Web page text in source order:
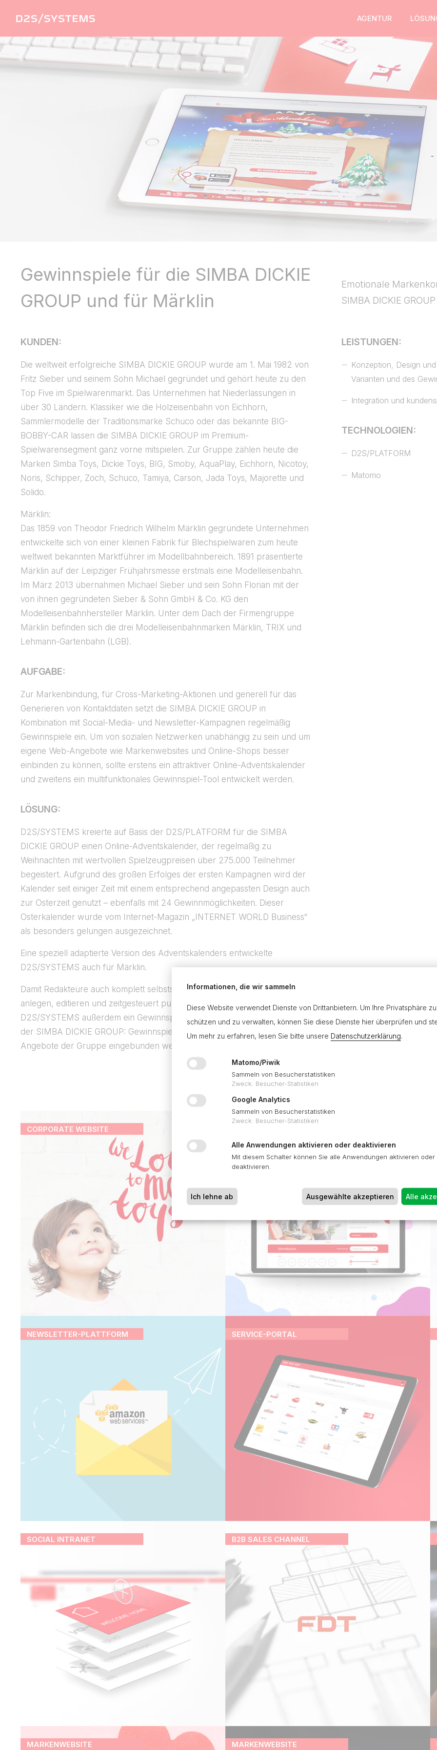
AGENTUR
Gewinnspiele für die SIMBA DICKIE
GROUP und für Märklin
Emotionale
SIMBA DICKIE
KUNDEN:
Die weltweit erfolgreiche SIMBA DICKIE GROUP wurde am 1. Mai 1982 von
Fritz Sieber und seinem Sohn Michael gegründet und gehört heute zu den
Top Five im Spielwarenmarkt. Das Unternehmen hat Niederlassungen in
über 30 Ländern. Klassiker wie die Holzeisenbahn von Eichhorn,
Sammlermodelle der Traditionsmarke Schuco oder das bekannte BIG-
BOBBY-CAR lassen die SIMBA DICKIE GROUP im Premium-
Spielwarensegment ganz vorne mitspielen. Zur Gruppe zählen heute die
Marken Simba Toys, Dickie Toys, BIG, Smoby, AquaPlay, Eichhorn, Nicotoy,
Noris, Schipper, Zoch, Schuco, Tamiya, Carson, Jada Toys, Majorette und
Solido.
Märklin:
Das 1859 von Theodor Friedrich Wilhelm Märklin gegründete Unternehmen
entwickelte sich von einer kleinen Fabrik für Blechspielwaren zum heute
weltweit bekannten Marktführer im Modellbahnbereich. 1891 präsentierte
Märklin auf der Leipziger Frühjahrsmesse erstmals eine Modelleisenbahn.
Im März 2013 übernahmen Michael Sieber und sein Sohn Florian mit der
von ihnen gegründeten Sieber & Sohn GmbH & Co. KG den
Modelleisenbahnhersteller Märklin. Unter dem Dach der Firmengruppe
Märklin befinden sich die drei Modelleisenbahnmarken Märklin, TRIX und
Lehmann-Gartenbahn (LGB).
AUFGABE:
Zur Markenbindung, für Cross-Marketing-Aktionen und generell für das
Generieren von Kontaktdaten setzt die SIMBA DICKIE GROUP in
Kombination mit Social-Media- und Newsletter-Kampagnen regelmäßig
Gewinnspiele ein. Um von sozialen Netzwerken unabhängig zu sein und um
eigene Web-Angebote wie Markenwebsites und Online-Shops besser
einbinden zu können, sollte erstens ein attraktiver Online-Adventskalender
und zweitens ein multifunktionales Gewinnspiel-Tool entwickelt werden.
LÖSUNG:
D2S/SYSTEMS kreierte auf Basis der D2S/PLATFORM für die SIMBA
DICKIE GROUP einen Online-Adventskalender, der regelmäßig zu
Weihnachten mit wertvollen Spielzeugpreisen über 275.000 Teilnehmer
begeistert. Aufgrund des großen Erfolges der ersten Kampagnen wird der
Kalender seit einiger Zeit mit einem entsprechend angepassten Design auch
zur Osterzeit genutzt – ebenfalls mit 24 Gewinnmöglichkeiten. Dieser
Osterkalender wurde vom Internet-Magazin „INTERNET WORLD Business“
als besonders gelungen ausgezeichnet.
Eine speziell adaptierte Version des Adventskalenders entwickelte
D2S/SYSTEMS auch für Märklin.
Damit Redakteure auch komplett selbstständig Gewinnspiel-Aktionen
anlegen, editieren und zeitgesteuert publizieren können, integrierte
D2S/SYSTEMS außerdem ein Gewinnspiel-Tool in die Internet-Landschaft
der SIMBA DICKIE GROUP: Gewinnspiele können dynamisch in alle Web-
Angebote der Gruppe eingebunden werden.
LEISTUNGEN:
Konzeption, Design
Varianten und des
Integration und
TECHNOLOGIEN:
D2S/PLATFORM
Matomo
AUSGEWÄHLTE PROJEKTE
CORPORATE WEBSITE
NEWSLETTER-PLATTFORM SERVICE-PORTAL
SOCIAL INTRANET B2B SALES CHANNEL
MARKENWEBSITE MARKENWEBSITE
Informationen, die wir sammeln
Diese Website verwendet Dienste von Drittanbietern. Um Ihre Privatsphäre zu
schützen und zu verwalten, können Sie diese Dienste hier überprüfen und
Um mehr zu erfahren, lesen Sie bitte unsere Datenschutzerklärung.
Matomo/Piwik
Sammeln von Besucherstatistiken
Zweck: Besucher-Statistiken
Google Analytics
Sammeln von Besucherstatistiken
Zweck: Besucher-Statistiken
Alle Anwendungen aktivieren oder deaktivieren
Mit diesem Schalter können Sie alle Anwendungen aktivieren oder
deaktivieren.
Ich lehne ab Ausgewählte akzeptieren Alle